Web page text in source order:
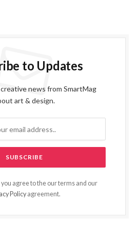
to Updates
news from SmartMag
art & design.
you agree to the our terms and our
Policy agreement.